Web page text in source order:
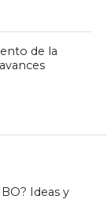
de la
Ideas y